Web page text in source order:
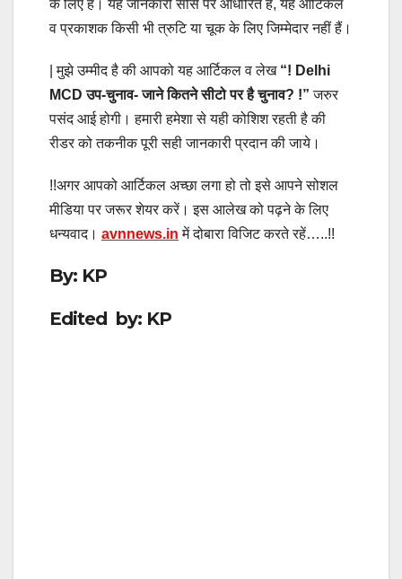
के लिए है। यह जानकारी सोर्स पर आधारित है, यह आर्टिकल
व प्रकाशक किसी भी त्रुटि या चूक के लिए जिम्मेदार नहीं हैं।
| मुझे उम्मीद है की आपको यह आर्टिकल व लेख “! Delhi
MCD उप-चुनाव- जाने कितने सीटो पर है चुनाव? !” जरुर
पसंद आई होगी। हमारी हमेशा से यही कोशिश रहती है की
रीडर कोतकनीकपूरी सही जानकारी प्रदान की जाये।
!!अगर आपको आर्टिकल अच्छा लगा हो तो इसे आपने सोशल
मीडिया पर जरूर शेयर करें। इस आलेख को पढ़ने के लिए
धन्यवाद। avnnews.in में दोबारा विजिट करते रहें…..!!
By: KP
Edited by: KP